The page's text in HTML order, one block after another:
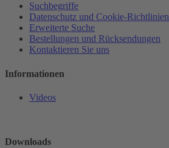
Suchbegriffe
Datenschutz und Cookie-Richtlinien
Erweiterte Suche
Bestellungen und Rücksendungen
Kontaktieren Sie uns
Informationen
Videos
Downloads